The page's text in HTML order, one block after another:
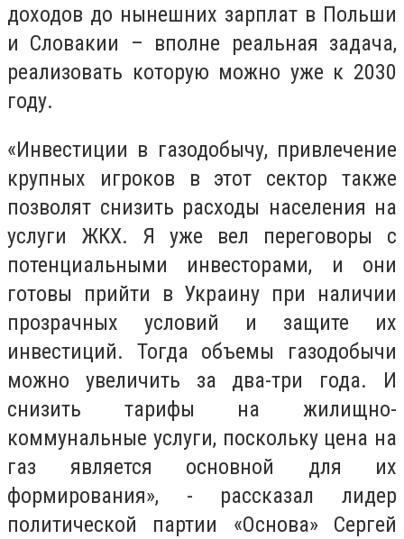
доходов до нынешних зарплат в Польши
и Словакии – вполне реальная задача,
реализовать которую можно уже к 2030
году.
«Инвестиции в газодобычу, привлечение
крупных игроков в этот сектор также
позволят снизить расходы населения на
услуги ЖКХ. Я уже вел переговоры с
потенциальными инвесторами, и они
готовы прийти в Украину при наличии
прозрачных условий и защите их
инвестиций. Тогда объемы газодобычи
можно увеличить за два-три года. И
снизить тарифы на жилищно-
коммунальные услуги, поскольку цена на
газ является основной для их
формирования», - рассказал лидер
политической партии «Основа» Сергей